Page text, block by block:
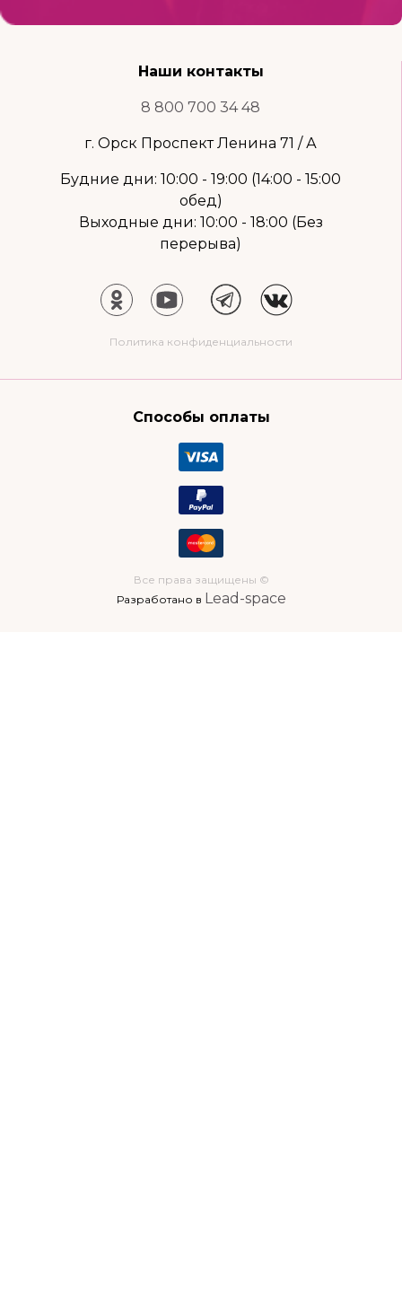
Наши контакты
8 800 700 34 48
г. Орск Проспект Ленина 71 / А
Будние дни: 10:00 - 19:00 (14:00 - 15:00
обед)
Выходные дни: 10:00 - 18:00 (Без
перерыва)
Политика конфиденциальности
Способы оплаты
Все права защищены ©
Разработано в Lead-space